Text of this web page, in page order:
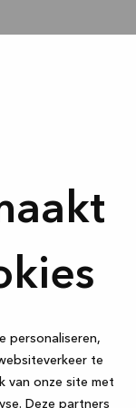
personaliseren,
te
van onze site met
Deze partners